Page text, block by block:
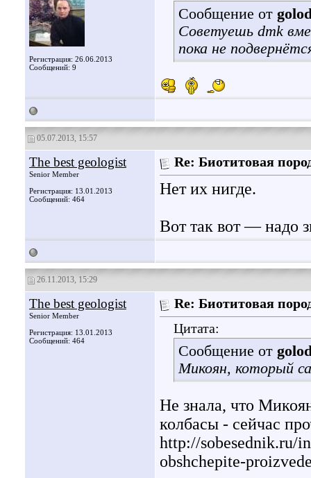
Регистрация: 26.06.2013
Сообщений: 9
Сообщение от
Советуешь dmk
пока не
05.07.2013, 15:57
The best geologist
Senior Member
Регистрация: 13.01.2013
Сообщений: 464
Re: Биотитовая
Нет их нигде.
Вот так вот — надо
26.11.2013, 15:29
The best geologist
Senior Member
Регистрация: 13.01.2013
Сообщений: 464
Re: Биотитовая
Цитата:
Сообщение от
Микоян, который
Не знала, что
колбасы - сейчас
http://sobesednik.ru/
obshchepite-